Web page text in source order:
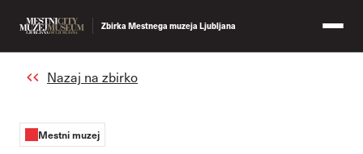
Zbirka Mestnega muzeja Ljubljana
Nazaj na zbirko
Mestni muzej